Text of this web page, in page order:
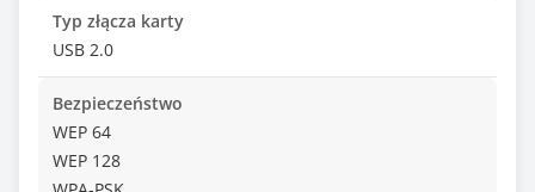
Typ złącza karty
USB 2.0
Bezpieczeństwo
WEP 64
WEP 128